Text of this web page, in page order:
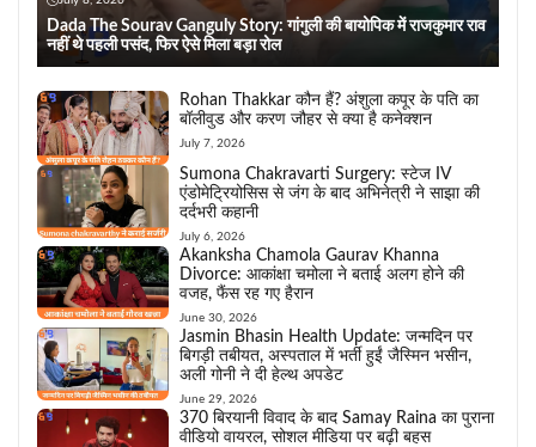
Dada The Sourav Ganguly Story: गांगुली की बायोपिक में राजकुमार राव
नहीं थे पहली पसंद, फिर ऐसे मिला बड़ा रोल
Rohan Thakkar कौन हैं? अंशुला कपूर के पति का
बॉलीवुड और करण जौहर से क्या है कनेक्शन
July 7, 2026
Sumona Chakravarti Surgery: स्टेज IV
एंडोमेट्रियोसिस से जंग के बाद अभिनेत्री ने साझा की
दर्दभरी कहानी
July 6, 2026
Akanksha Chamola Gaurav Khanna
Divorce: आकांक्षा चमोला ने बताई अलग होने की
वजह, फैंस रह गए हैरान
June 30, 2026
Jasmin Bhasin Health Update: जन्मदिन पर
बिगड़ी तबीयत, अस्पताल में भर्ती हुईं जैस्मिन भसीन,
अली गोनी ने दी हेल्थ अपडेट
June 29, 2026
370 बिरयानी विवाद के बाद Samay Raina का पुराना
वीडियो वायरल, सोशल मीडिया पर बढ़ी बहस